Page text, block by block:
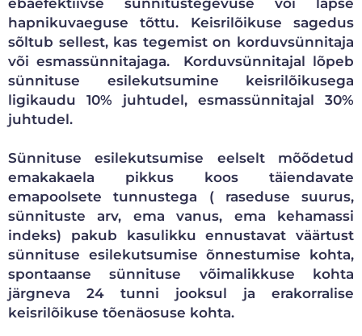
ebaefektiivse sünnitustegevuse või lapse
hapnikuvaeguse tõttu. Keisrilõikuse sagedus
sõltub sellest, kas tegemist on korduvsünnitaja
või esmassünnitajaga. Korduvsünnitajal lõpeb
sünnituse esilekutsumine keisrilõikusega
ligikaudu 10% juhtudel, esmassünnitajal 30%
juhtudel.
Sünnituse esilekutsumise eelselt mõõdetud
emakakaela pikkus koos täiendavate
emapoolsete tunnustega ( raseduse suurus,
sünnituste arv, ema vanus, ema kehamassi
indeks) pakub kasulikku ennustavat väärtust
sünnituse esilekutsumise õnnestumise kohta,
spontaanse sünnituse võimalikkuse kohta
järgneva 24 tunni jooksul ja erakorralise
keisrilõikuse tõenäosuse kohta.